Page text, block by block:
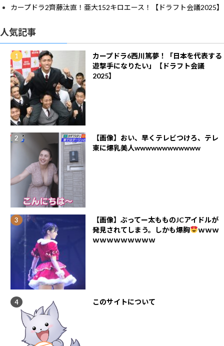
カープドラ2齊藤汰直！亜大152キロエース！【ドラフト会議2025】
人気記事
カープドラ6西川篤夢！「日本を代表する
遊撃手になりたい」【ドラフト会議
2025】
【画像】おい、早くテレビつけろ、テレ
東に爆乳美人wwwwwwwwwwww
【画像】ぶってー太もものJCアイドルが
発見されてしまう。しかも爆胸
ｗｗｗ
ｗｗｗｗｗｗｗｗｗ
このサイトについて